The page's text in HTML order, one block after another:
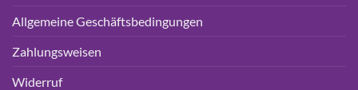
Allgemeine Geschäftsbedingungen
Zahlungsweisen
Widerruf